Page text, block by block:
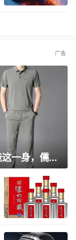
百元出头买一套！父亲节送爸爸这一身，儒雅有型还凉爽